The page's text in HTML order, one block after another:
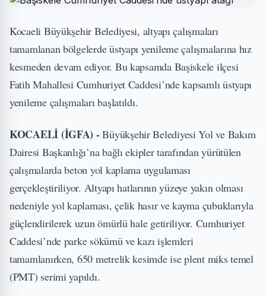
Kocaeli Büyükşehir Belediyesi, altyapı çalışmaları
tamamlanan bölgelerde üstyapı yenileme çalışmalarına hız
kesmeden devam ediyor. Bu kapsamda Başiskele ilçesi
Fatih Mahallesi Cumhuriyet Caddesi’nde kapsamlı üstyapı
yenileme çalışmaları başlatıldı.
KOCAELİ (İGFA) -Büyükşehir Belediyesi Yol ve Bakım
Dairesi Başkanlığı’na bağlı ekipler tarafından yürütülen
çalışmalarda beton yol kaplama uygulaması
gerçekleştiriliyor. Altyapı hatlarının yüzeye yakın olması
nedeniyle yol kaplaması, çelik hasır ve kayma çubuklarıyla
güçlendirilerek uzun ömürlü hale getiriliyor. Cumhuriyet
Caddesi’nde parke sökümü ve kazı işlemleri
tamamlanırken, 650 metrelik kesimde ise plent miks temel
(PMT) serimi yapıldı.